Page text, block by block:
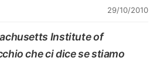
29/10/2010
Institute of
che ci dice se stiamo